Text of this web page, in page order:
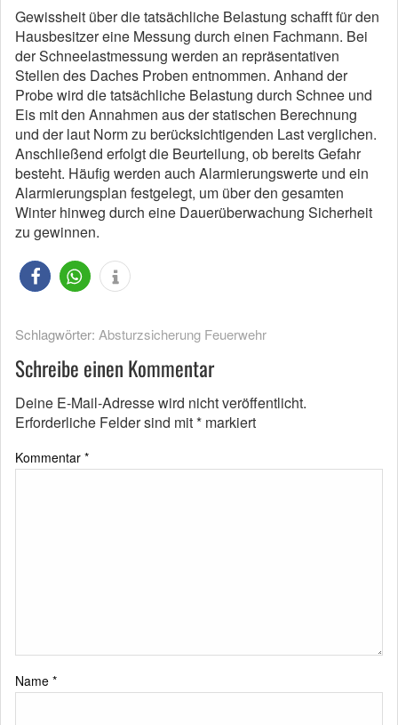
Gewissheit über die tatsächliche Belastung schafft für den
Hausbesitzer eine Messung durch einen Fachmann. Bei
der Schneelastmessung werden an repräsentativen
Stellen des Daches Proben entnommen. Anhand der
Probe wird die tatsächliche Belastung durch Schnee und
Eis mit den Annahmen aus der statischen Berechnung
und der laut Norm zu berücksichtigenden Last verglichen.
Anschließend erfolgt die Beurteilung, ob bereits Gefahr
besteht. Häufig werden auch Alarmierungswerte und ein
Alarmierungsplan festgelegt, um über den gesamten
Winter hinweg durch eine Dauerüberwachung Sicherheit
zu gewinnen.
Schlagwörter: Absturzsicherung Feuerwehr
Schreibe einen Kommentar
Deine E-Mail-Adresse wird nicht veröffentlicht.
Erforderliche Felder sind mit* markiert
Kommentar *
Name *